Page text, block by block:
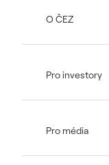
O ČEZ
Pro investory
Pro média